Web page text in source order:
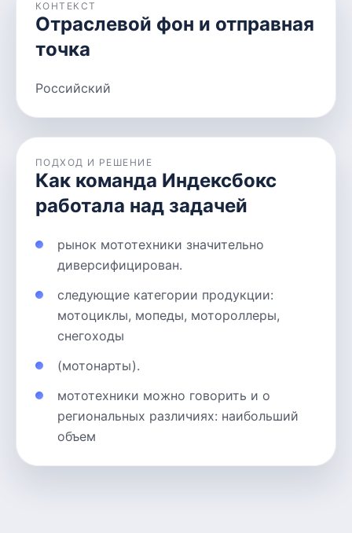
КОНТЕКСТ
Отраслевой фон и отправная
точка
Российский
ПОДХОД И РЕШЕНИЕ
Как команда Индексбокс
работала над задачей
рынок мототехники значительно
диверсифицирован.
следующие категории продукции:
мотоциклы, мопеды, мотороллеры,
снегоходы
(мотонарты).
мототехники можно говорить и о
региональных различиях: наибольший
объем